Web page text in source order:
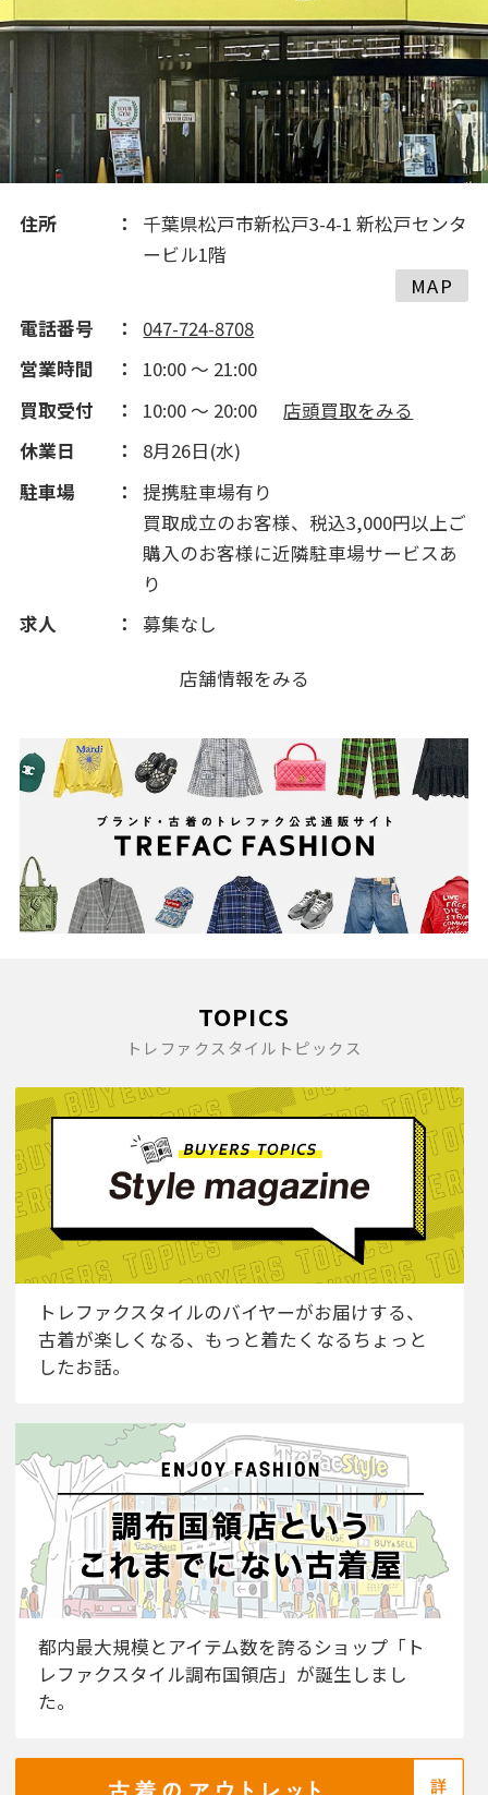
住所
千葉県松戸市新松戸3-4-1 新松戸センタ
ービル1階
MAP
電話番号
047-724-8708
営業時間
10:00 ～ 21:00
買取受付
10:00 ～ 20:00
店頭買取をみる
休業日
8月26日(水)
駐車場
提携駐車場有り
買取成立のお客様、税込3,000円以上ご
購入のお客様に近隣駐車場サービスあ
り
求人
募集なし
店舗情報をみる
TOPICS
トレファクスタイルトピックス
トレファクスタイルのバイヤーがお届けする、
古着が楽しくなる、もっと着たくなるちょっと
したお話。
都内最大規模とアイテム数を誇るショップ「ト
レファクスタイル調布国領店」が誕生しまし
た。